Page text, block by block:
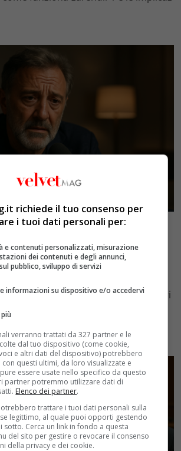
racconta: amori travolgenti,
difficile rapporto con la paternità
4 Agosto 2026
racconta a 70 anni in un'intervista
relazioni contemporanee, tre ricoveri
difficile rapporto con la paternità
richiede il tuo consenso per
i tuoi dati personali per:
e contenuti personalizzati, misurazione
dei contenuti e degli annunci,
pubblico, sviluppo di servizi
informazioni su dispositivo e/o accedervi
verranno trattati da 327 partner e le
dal tuo dispositivo (come cookie,
e altri dati del dispositivo) potrebbero
con questi ultimi, da loro visualizzate e
essere usate nello specifico da questo
partner potremmo utilizzare dati di
Elenco dei partner.
trattare i tuoi dati personali sulla
legittimo, al quale puoi opporti gestendo
sotto. Cerca un link in fondo a questa
del sito per gestire o revocare il consenso
della privacy e dei cookie.